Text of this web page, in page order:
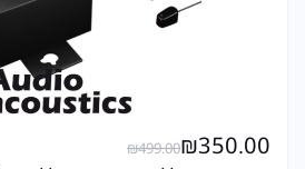
₪499.00₪350.00